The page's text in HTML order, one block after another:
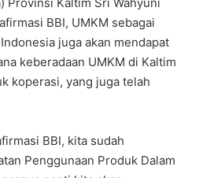
BBI, UMKM sebagai
juga akan mendapat
keberadaan UMKM di Kaltim
koperasi, yang juga telah
BBI, kita sudah
Penggunaan Produk Dalam